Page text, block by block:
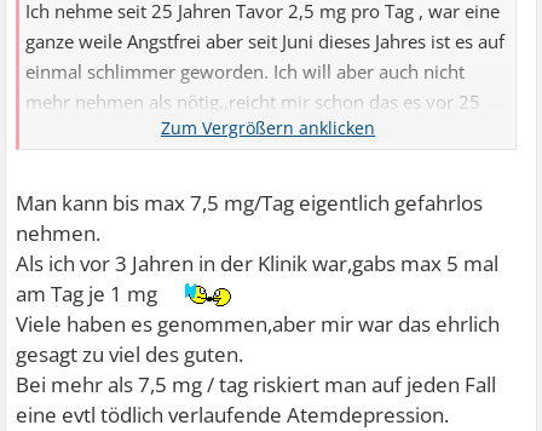
Ich nehme seit 25 Jahren Tavor 2,5 mg pro Tag , war eine
ganze weile Angstfrei aber seit Juni dieses Jahres ist es auf
einmal schlimmer geworden. Ich will aber auch nicht
mehr nehmen als nötig.,reicht mir schon das es vor 25
Jahren keine andere Altanative gab. Ich wurde so
und abends 0.5 mg.
Auch wenn ich heftige Panikattacken bekomme nehme
ich nicht mehr außer heute , und das ärgert mich so
.Mußte um 18.30 eine 0,5 mg Tavor nehmen weil ich es
nicht mehr ausgehalten habe,bis jetzt ist es nicht besser
und ich frage mich soll ich nochmal 0,5 mg nehmen.
Hat da jemand von euch eine Lösung? ?
Man kann bis max 7,5 mg/Tag eigentlich gefahrlos
nehmen.
Als ich vor 3 Jahren in der Klinik war,gabs max 5 mal
am Tag je 1 mg
Viele haben es genommen,aber mir war das ehrlich
gesagt zu viel des guten.
Bei mehr als 7,5 mg / tag riskiert man auf jeden Fall
eine evtl tödlich verlaufende Atemdepression.